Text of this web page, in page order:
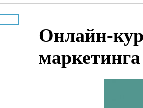
Онлайн-
маркетинга